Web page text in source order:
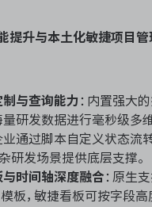
提升与本土化敏捷项目管
与查询能力 ：内置强大
研发数据进行毫秒级多
业通过脚本自定义状态流
研发场景提供底层支撑。
时间轴深度融合 ：原生
板，敏捷看板可按字段